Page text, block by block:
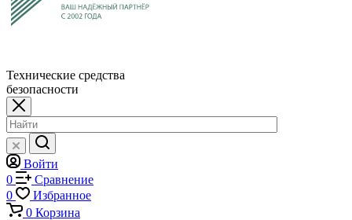
Технические средства
безопасности
Войти
0
Сравнение
0
Избранное
0 Корзина